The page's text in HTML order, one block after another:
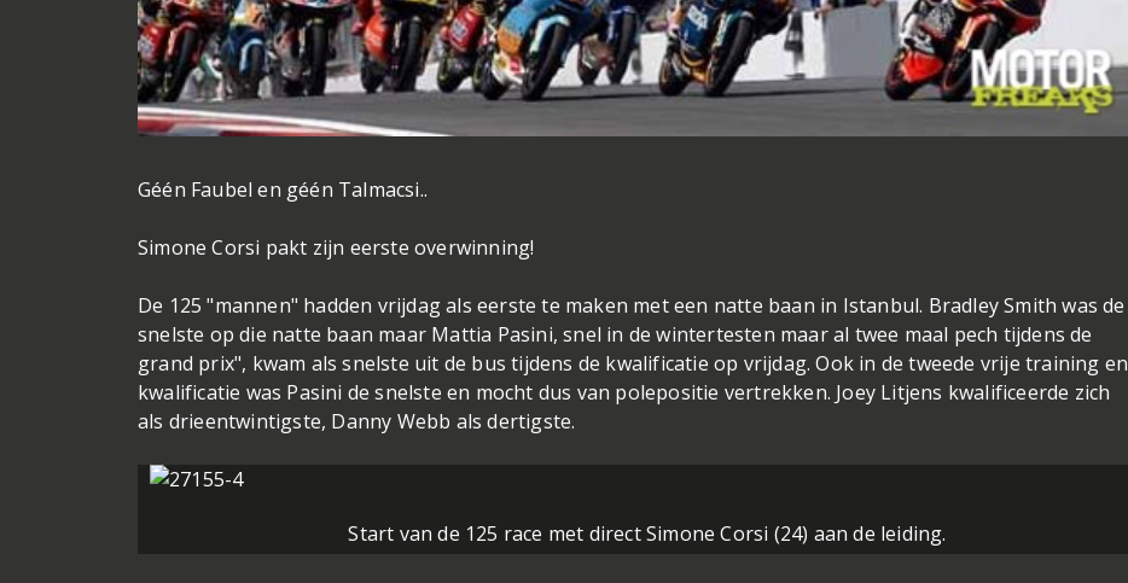
Géén Faubel en géén Talmacsi..
Simone Corsi pakt zijn eerste overwinning!
De 125 "mannen" hadden vrijdag als eerste te maken met een natte baan in Istanbul. Bradley Smith was de
snelste op die natte baan maar Mattia Pasini, snel in de wintertesten maar al twee maal pech tijdens de
grand prix", kwam als snelste uit de bus tijdens de kwalificatie op vrijdag. Ook in de tweede vrije training en
kwalificatie was Pasini de snelste en mocht dus van polepositie vertrekken. Joey Litjens kwalificeerde zich
als drieentwintigste, Danny Webb als dertigste.
Start van de 125 race met direct Simone Corsi (24) aan de leiding.